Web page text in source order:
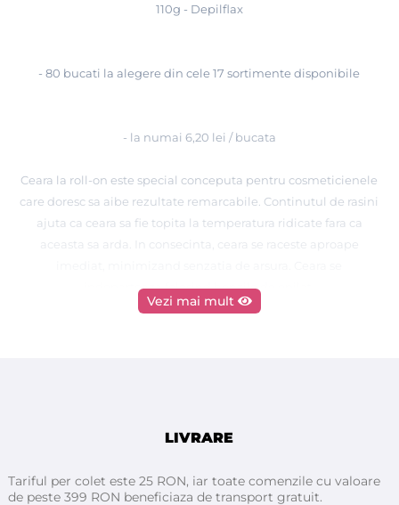
110g - Depilflax
- 80 bucati la alegere din cele 17 sortimente disponibile
- la numai 6,20 lei / bucata
Ceara la roll-on este special conceputa pentru cosmeticienele
care doresc sa aibe rezultate remarcabile. Continutul de rasini
ajuta ca ceara sa fie topita la temperatura ridicate fara ca
aceasta sa arda. In consecinta, ceara se raceste aproape
indeparteaza folosind benzile de epilat.
DEPILFLAX și asigură o epilare perfectă.
Ceara de calitate Premium import Spania
Vezi mai mult
LIVRARE
Tariful per colet este 25 RON, iar toate comenzile cu valoare
de peste 399 RON beneficiaza de transport gratuit.